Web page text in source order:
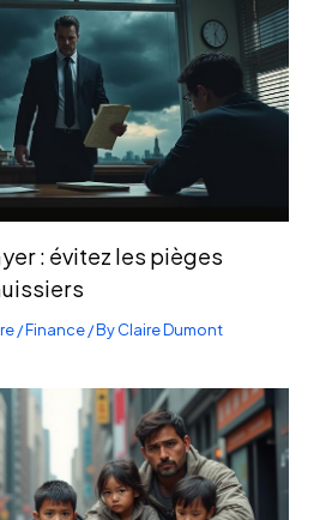
: évitez les pièges
/Finance/ ByClaire Dumont